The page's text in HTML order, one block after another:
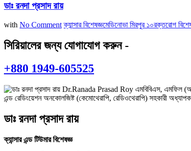
ডাঃ রনদা প্রসাদ রায়
with No Comment ক্যান্সার বিশেষজ্ঞমেডিনোভা মিরপুর ১০রক্তরোগ
সিরিয়ালের জন্য যোগাযোগ করুন -
+880 1949-605525
ডাঃ রনদা প্রসাদ রায়
ক্যান্সার এন্ড টিউমার বিশেষজ্ঞ